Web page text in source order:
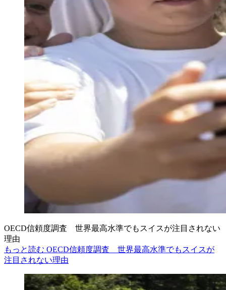
OECD信頼度調査 世界最高水準でもスイスが注目されない
理由
もっと読む OECD信頼度調査 世界最高水準でもスイスが
注目されない理由